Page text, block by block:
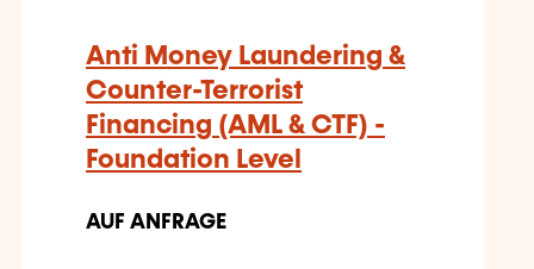
Anti Money Laundering &
Counter-Terrorist
Financing (AML & CTF) -
Foundation Level
AUF ANFRAGE